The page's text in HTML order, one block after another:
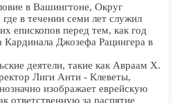
в Вашингтоне, Округ
в течении семи лет служил
епископов перед тем, как год
Кардинала Джозефа Рацингера в
деятели, такие как Авраам Х.
Лиги Анти - Клеветы,
изображает еврейскую
ответственную за распятие